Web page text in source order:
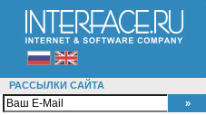
РАССЫЛКИ САЙТА